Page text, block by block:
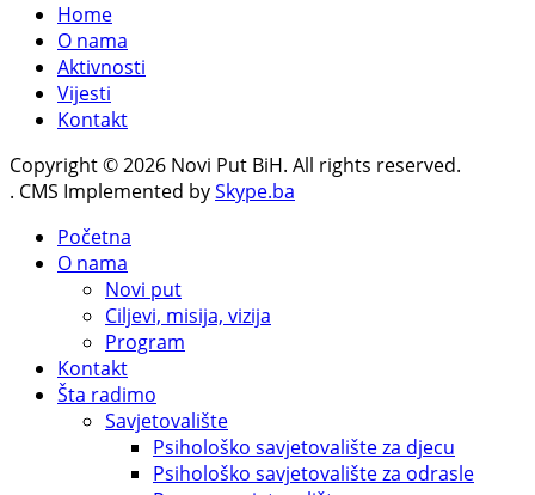
Home
O nama
Aktivnosti
Vijesti
Kontakt
Copyright © 2026 Novi Put BiH. All rights reserved.
. CMS Implemented bySkype.ba
Početna
O nama
Novi put
Ciljevi, misija, vizija
Program
Kontakt
Šta radimo
Savjetovalište
Psihološko savjetovalište za djecu
Psihološko savjetovalište za odrasle